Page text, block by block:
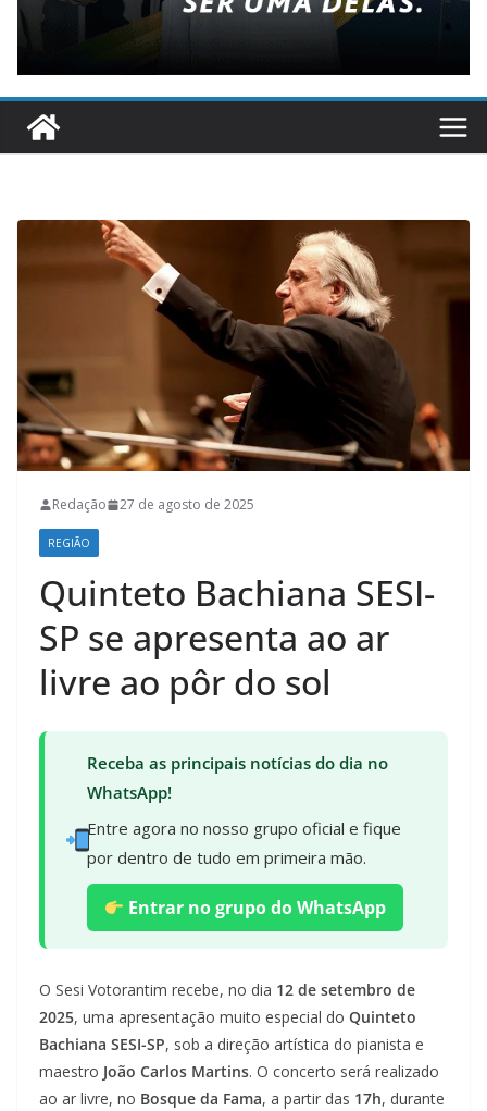
Redação 27 de agosto de 2025
REGIÃO
Quinteto Bachiana SESI-
SP se apresenta ao ar
livre ao pôr do sol
Receba as principais notícias do dia no
WhatsApp!
Entre agora no nosso grupo oficial e fique
por dentro de tudo em primeira mão.
Entrar no grupo do WhatsApp
O Sesi Votorantim recebe, no dia 12 de setembro de
2025, uma apresentação muito especial do Quinteto
Bachiana SESI-SP, sob a direção artística do pianista e
maestro João Carlos Martins. O concerto será realizado
ao ar livre, no Bosque da Fama, a partir das 17h, durante